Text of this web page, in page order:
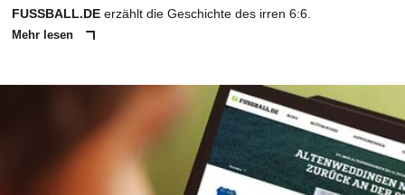
FUSSBALL.DE erzählt die Geschichte des irren 6:6.
Mehr lesen